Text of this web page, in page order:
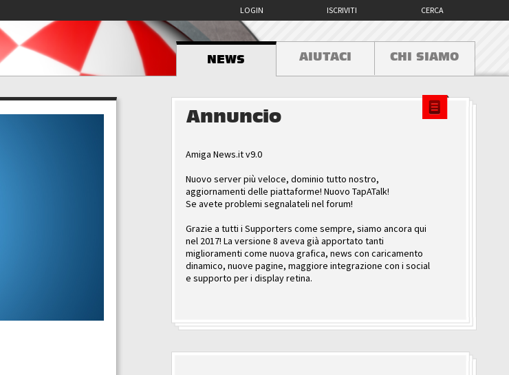
CERCA
ISCRIVITI
LOGIN
NEWS AIUTACI CHI SIAMO
Annuncio
Amiga News.it v9.0
Nuovo server più veloce, dominio tutto nostro,
aggiornamenti delle piattaforme! Nuovo TapATalk!
Se avete problemi segnalateli nel forum!
Grazie a tutti i Supporters come sempre, siamo ancora qui
nel 2017! La versione 8 aveva già apportato tanti
miglioramenti come nuova grafica, news con caricamento
dinamico, nuove pagine, maggiore integrazione con i social
e supporto per i display retina.